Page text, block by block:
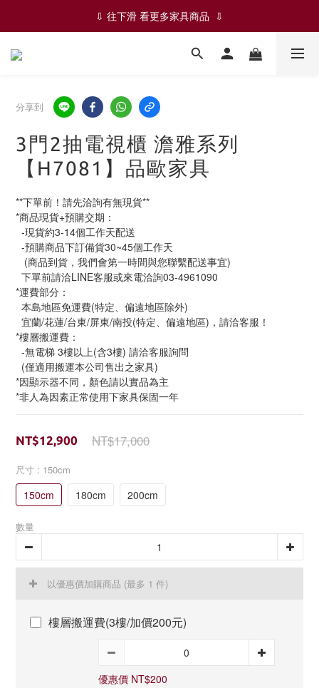
✨✨ ✦ 絕版品-五折限時優惠 ✦ ✨✨
⇩ 往下滑 看更多家具商品  ⇩
✨✨ ✦ 絕版品-五折限時優惠 ✦ ✨✨
分享到
3門2抽電視櫃 澹雅系列
【H7081】品歐家具
**下單前！請先洽詢有無現貨**
*商品現貨+預購交期：
  -現貨約3-14個工作天配送
  -預購商品下訂備貨30~45個工作天
   (商品到貨，我們會第一時間與您聯繫配送事宜)
  下單前請洽LINE客服或來電洽詢03-4961090
*運費部分：
  本島地區免運費(特定、偏遠地區除外)
  宜蘭/花蓮/台東/屏東/南投(特定、偏遠地區)，請洽客服！
*樓層搬運費：
  -無電梯 3樓以上(含3樓) 請洽客服詢問
  (僅適用搬運本公司售出之家具)
*因顯示器不同，顏色請以實品為主
*非人為因素正常使用下家具保固一年
NT$17,000
NT$12,900
尺寸 : 150cm
150cm 180cm 200cm
數量
以優惠價加購商品 (最多 1 件)
樓層搬運費(3樓/加價200元)
優惠價 NT$200